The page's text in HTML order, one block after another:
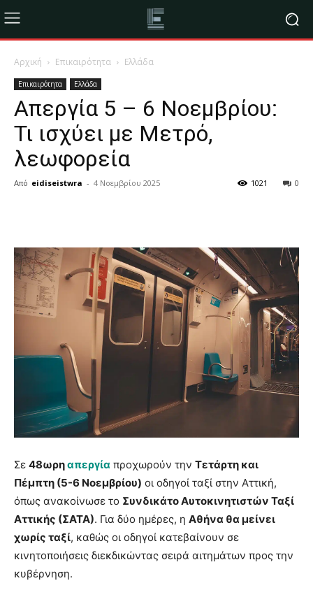
Αρχική Επικαιρότητα Ελλάδα
Επικαιρότητα Ελλάδα
Απεργία 5 – 6 Νοεμβρίου:
Τι ισχύει με Μετρό,
λεωφορεία
Από eidiseistwra - 4 Νοεμβρίου 2025 0
1021
Σε 48ωρηαπεργία προχωρούν την Τετάρτη και
Πέμπτη (5-6 Νοεμβρίου) οι οδηγοί ταξί στην Αττική,
όπως ανακοίνωσε το Συνδικάτο Αυτοκινητιστών Ταξί
Αττικής (ΣΑΤΑ). Για δύο ημέρες, η Αθήνα θα μείνει
χωρίς ταξί, καθώς οι οδηγοί κατεβαίνουν σε
κινητοποιήσεις διεκδικώντας σειρά αιτημάτων προς την
κυβέρνηση.